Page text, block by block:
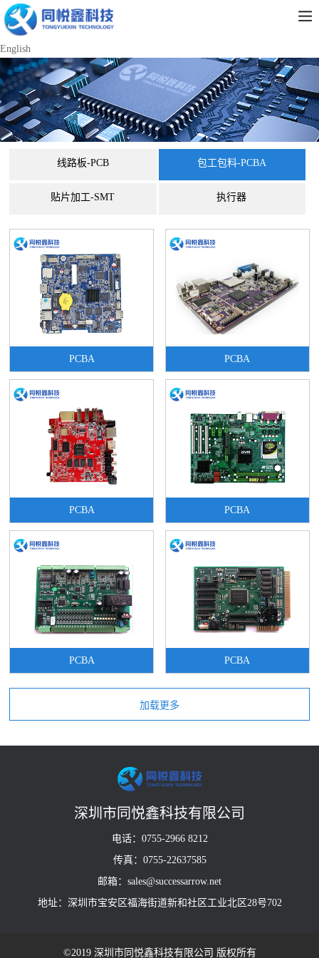
English
线路板-PCB 包工包料-PCBA
贴片加工-SMT 执行器
PCBA PCBA
PCBA PCBA
PCBA PCBA
深圳市同悦鑫科技有限公司
电话：0755-2966 8212
传真：0755-22637585
邮箱：sales@successarrow.net
地址：深圳市宝安区福海街道新和社区工业北区28号702
©2019 深圳市同悦鑫科技有限公司 版权所有